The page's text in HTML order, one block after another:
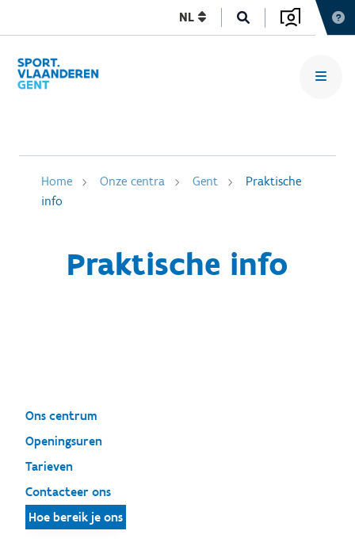
NL
Home Onze centra Gent
Praktische
info
Praktische info
Ons centrum
Openingsuren
Tarieven
Contacteer ons
Hoe bereik je ons